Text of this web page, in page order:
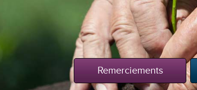
Remerciements